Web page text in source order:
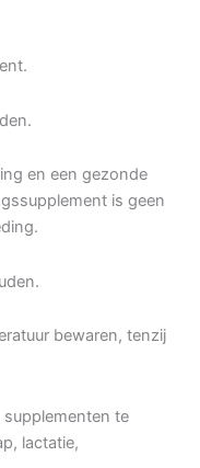
en een gezonde
is geen
bewaren, tenzij
supplementen te
lactatie,